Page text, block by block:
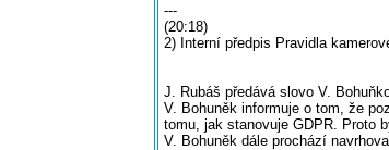
---
(20:18)
2) Interní předpis Pravidla
J. Rubáš předává slovo V.
V. Bohuněk informuje o tom, že
tomu, jak stanovuje GDPR. Proto
V. Bohuněk dále prochází